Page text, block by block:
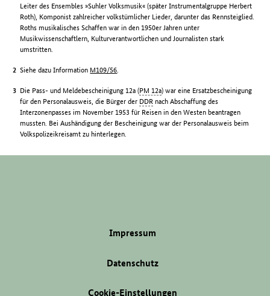
Leiter des Ensembles »Suhler Volksmusik« (später Instrumentalgruppe Herbert
Roth), Komponist zahlreicher volkstümlicher Lieder, darunter das Rennsteiglied.
Roths musikalisches Schaffen war in den 1950er Jahren unter
Musikwissenschaftlern, Kulturverantwortlichen und Journalisten stark
umstritten.
Siehe dazu Information M109/56
Die Pass- und Meldebescheinigung 12a (PM 12a) war eine Ersatzbescheinigung
für den Personalausweis, die Bürger der DDR nach Abschaffung des
Interzonenpasses im November 1953 für Reisen in den Westen beantragen
mussten. Bei Aushändigung der Bescheinigung war der Personalausweis beim
Volkspolizeikreisamt zu hinterlegen.
Impressum
Datenschutz
Cookie-Einstellungen